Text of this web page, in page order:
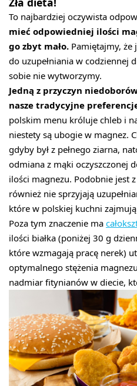
Zła dieta!
To najbardziej oczywista
mieć odpowiedniej ilości
go zbyt mało. Pamiętajmy, że
do uzupełniania w codziennej
sobie nie wytworzymy.
Jedną z przyczyn
nasze tradycyjne
polskim menu króluje chleb i
niestety są ubogie w magnez.
gdyby był z pełnego ziarna,
odmiana z mąki oczyszczonej
ilości magnezu. Podobnie jest
również nie sprzyjają
które w polskiej kuchni
Poza tym znaczenie ma
ilości białka (poniżej 30 g
które wzmagają pracę nerek)
optymalnego stężenia
nadmiar fitynianów w diecie,